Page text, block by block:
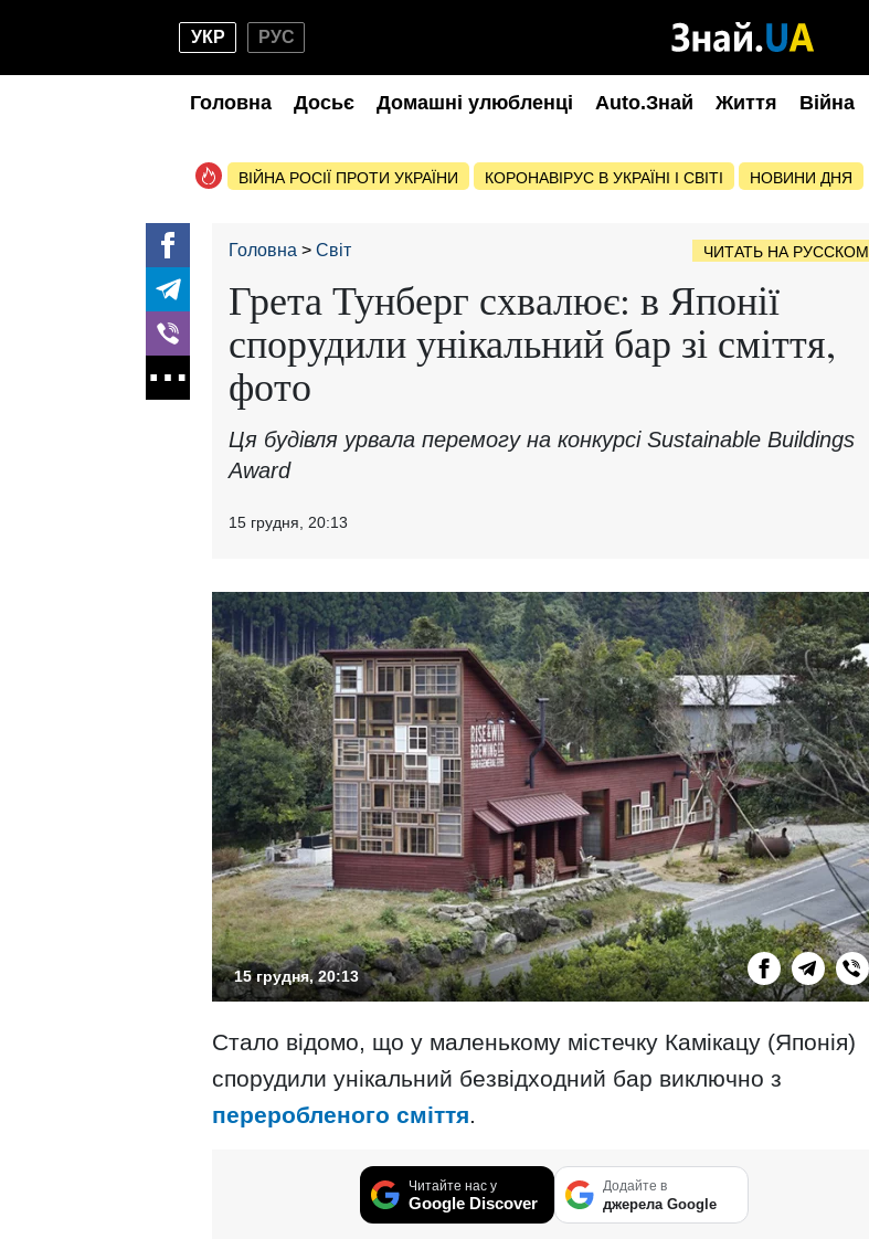
УКР РУС
Головна Досьє Домашні улюбленці Auto.Знай Життя Війна
ВІЙНА РОСІЇ ПРОТИ УКРАЇНИ КОРОНАВІРУС В УКРАЇНІ І СВІТІ НОВИНИ ДНЯ
Головна Світ ЧИТАТЬ НА РУССКОМ
Грета Тунберг схвалює: в Японії
спорудили унікальний бар зі сміття,
фото
Ця будівля урвала перемогу на конкурсі Sustainable Buildings
Award
15 грудня, 20:13
15 грудня, 20:13
Стало відомо, що у маленькому містечку Камікацу (Японія)
спорудили унікальний безвідходний бар виключно з
переробленого сміття.
Читайте нас у
Google Discover
Додайте в
джерела Google